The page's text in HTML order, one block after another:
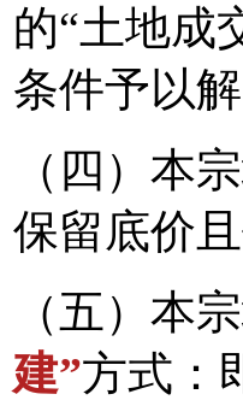
的“土地成
条件予以
（四）本
保留底价
（五）本
建”方式：